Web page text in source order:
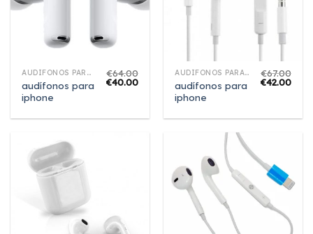
AUDÍFONOS PARA IPHONE
audífonos para
iphone
€64.00
€40.00
AUDÍFONOS PARA IPHONE
audífonos para
iphone
€67.00
€42.00